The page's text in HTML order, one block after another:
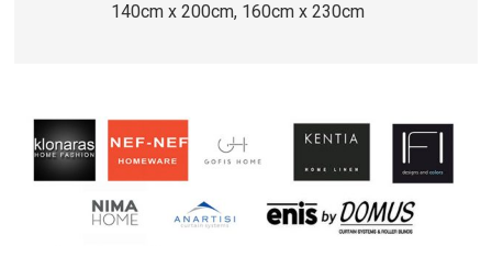
140cm x 200cm, 160cm x 230cm